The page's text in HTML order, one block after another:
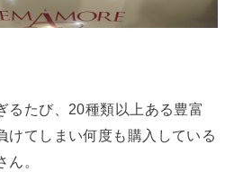
るたび、20種類以上ある豊富
けてしまい何度も購入している
。